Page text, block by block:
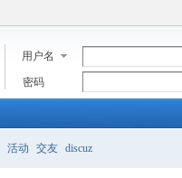
用户名
密码
活动 交友 discuz